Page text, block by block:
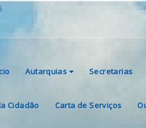
Autarquias Secretarias
Cidadão Carta de Serviços